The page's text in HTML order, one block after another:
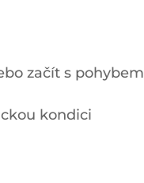
začít s pohybem
kondici